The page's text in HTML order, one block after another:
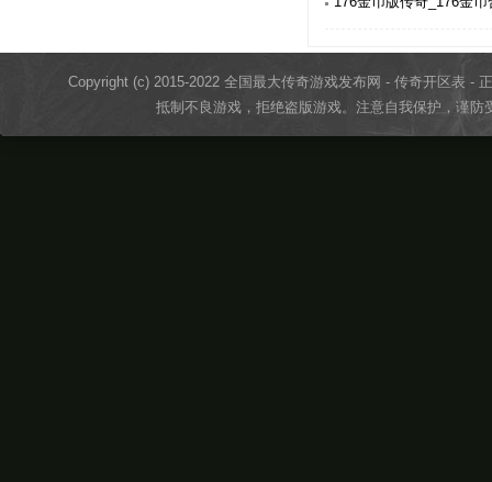
Copyright (c) 2015-2022 全国最大传奇游戏发布网 - 传奇开区表 -
抵制不良游戏，拒绝盗版游戏。注意自我保护，谨